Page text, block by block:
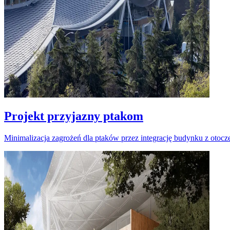
Projekt przyjazny ptakom
Minimalizacja zagrożeń dla ptaków przez integrację budynku z